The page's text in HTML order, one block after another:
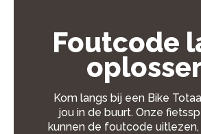
Foutcode
Kom langs bij een Bike
jou in de buurt. Onze
kunnen de foutcode